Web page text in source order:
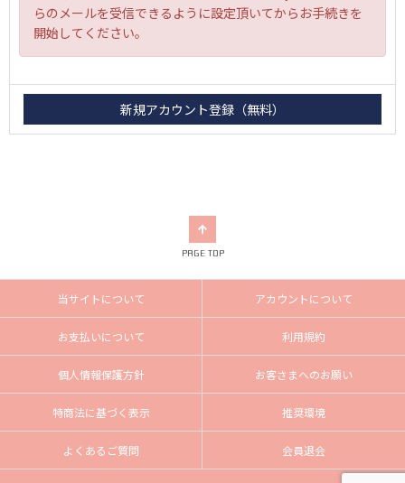
らのメールを受信できるように設定頂いてからお手続きを
開始してください。
PAGE TOP
当サイトについて アカウントについて
お支払いについて 利用規約
個人情報保護方針 お客さまへのお願い
特商法に基づく表示 推奨環境
よくあるご質問 会員退会